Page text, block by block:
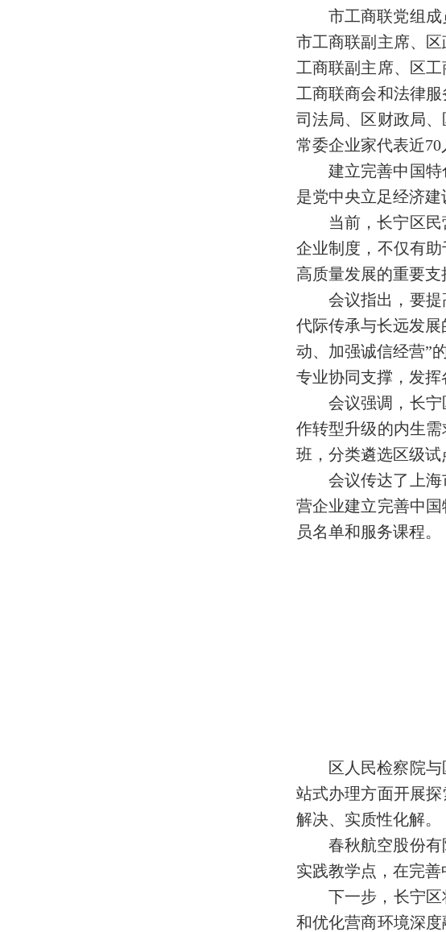
市工商联党组
市工商联副主席、
工商联副主席、区
工商联商会和法律
司法局、区财政局
常委企业家代表近70
建立完善中国
是党中央立足经济建
当前，长宁区
企业制度，不仅有
高质量发展的重要支
会议指出，要
代际传承与长远发
动、加强诚信经营”
专业协同支撑，发挥
会议强调，长
作转型升级的内生
班，分类遴选区级试
会议传达了上
营企业建立完善中
员名单和服务课程。
区人民检察院
站式办理方面开展
解决、实质性化解。
春秋航空股份
实践教学点，在完善
下一步，长宁
和优化营商环境深